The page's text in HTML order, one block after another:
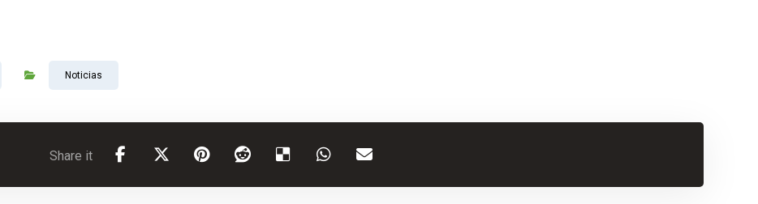
Noticias